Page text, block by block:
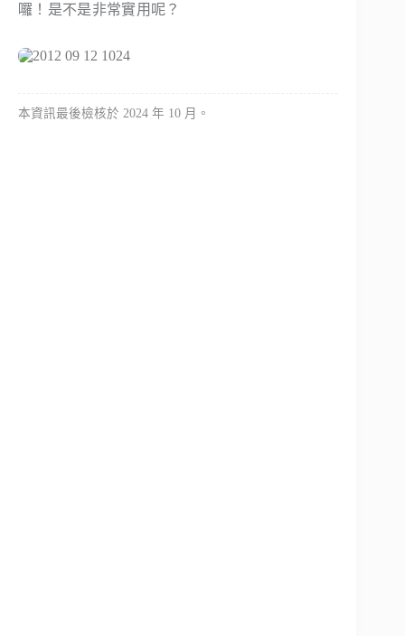
囉！是不是非常實用呢？
本資訊最後檢核於 2024 年 10 月。